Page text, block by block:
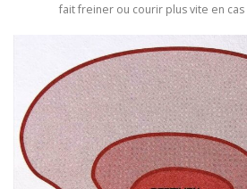
fait freiner ou courir plus vite en